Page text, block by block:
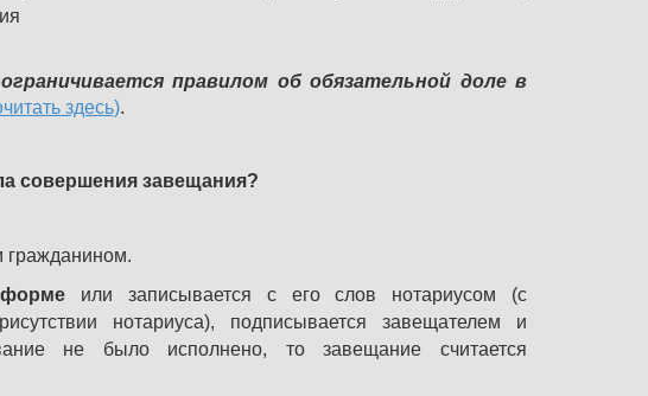
ограничивается правилом об обязательной доле в
здесь).
совершения завещания?
гражданином.
или записывается с его слов нотариусом (с
нотариуса), подписывается завещателем и
не было исполнено, то завещание считается